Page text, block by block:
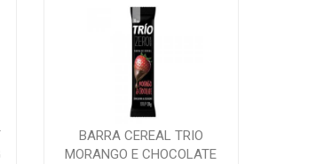
BARRA CEREAL TRIO
MORANGO E CHOCOLATE